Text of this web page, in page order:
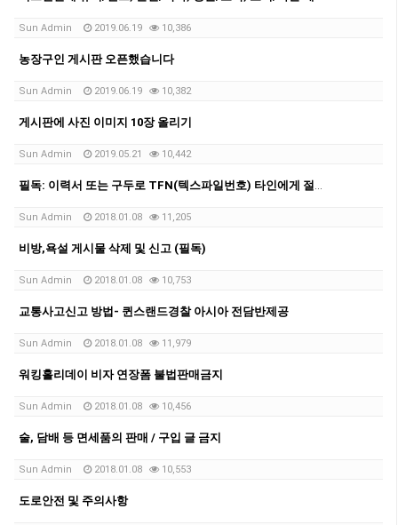
Sun Admin 2019.06.19 10,386
농장구인 게시판 오픈했습니다
Sun Admin 2019.06.19 10,382
게시판에 사진 이미지 10장 올리기
Sun Admin 2019.05.21 10,442
필독: 이력서 또는 구두로 TFN(텍스파일번호) 타인에게 절대 제공하지 않도록 주의요망
Sun Admin 2018.01.08 11,205
비방,욕설 게시물 삭제 및 신고 (필독)
Sun Admin 2018.01.08 10,753
교통사고신고 방법- 퀸스랜드경찰 아시아 전담반제공
Sun Admin 2018.01.08 11,979
워킹홀리데이 비자 연장폼 불법판매금지
Sun Admin 2018.01.08 10,456
술, 담배 등 면세품의 판매 / 구입 글 금지
Sun Admin 2018.01.08 10,553
도로안전 및 주의사항